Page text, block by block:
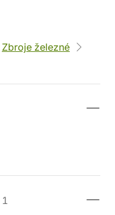
Zbroje železné
1